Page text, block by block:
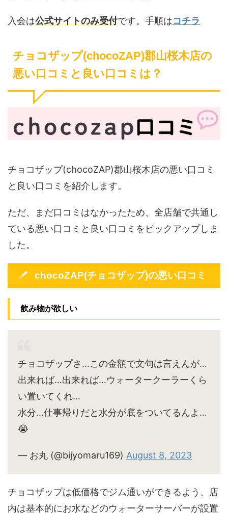
入会は公式サイトのみ受付です。手順はコチラ
チョコザップ(chocoZAP)郡山桜木店の
悪い口コミと良い口コミは？
チョコザップ(chocoZAP)郡山桜木店の悪い口コミ
と良い口コミを紹介します。
ただ、まだ口コミはなかったため、全店舗で共通し
ている悪い口コミと良い口コミをピックアップしま
した。
chocoZAP(チョコザップ)の悪い口コミ
飲み物が欲しい
チョコザップさ…この金額で文句は言えんが…
出来れば…出来れば…ウォータークーラーくら
い置いてくれ…
水分…仕事帰りだと水分が底をついてるんよ…
😭
— お丸 (@bijyomaru169) August 8, 2023
チョコザップは低価格でジム通いができるよう、店
内は基本的にお水などのウォーターサーバーが設置